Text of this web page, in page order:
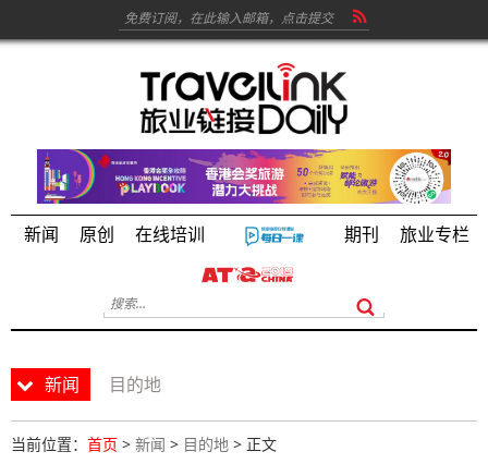
新闻 原创 在线培训 期刊 旅业专栏
新闻 目的地
当前位置： 首页 > 新闻 > 目的地 > 正文